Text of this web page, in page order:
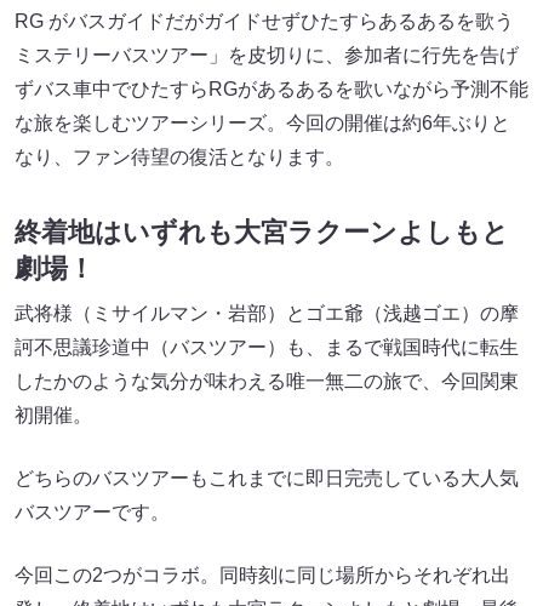
RG がバスガイドだがガイドせずひたすらあるあるを歌う
ミステリーバスツアー」を皮切りに、参加者に行先を告げ
ずバス車中でひたすらRGがあるあるを歌いながら予測不能
な旅を楽しむツアーシリーズ。今回の開催は約6年ぶりと
なり、ファン待望の復活となります。
終着地はいずれも大宮ラクーンよしもと
劇場！
武将様（ミサイルマン・岩部）とゴエ爺（浅越ゴエ）の摩
訶不思議珍道中（バスツアー）も、まるで戦国時代に転生
したかのような気分が味わえる唯一無二の旅で、今回関東
初開催。
どちらのバスツアーもこれまでに即日完売している大人気
バスツアーです。
今回この2つがコラボ。同時刻に同じ場所からそれぞれ出